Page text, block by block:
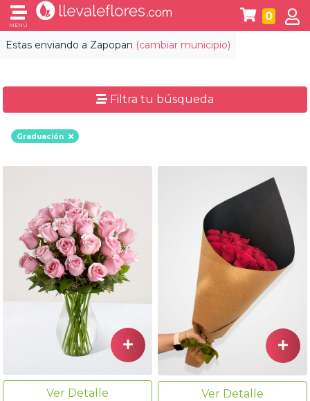
Estas enviando a Zapopan (cambiar municipio)
MENÚ
0
Filtra tu búsqueda
Graduación
Ver Detalle
Ver Detalle